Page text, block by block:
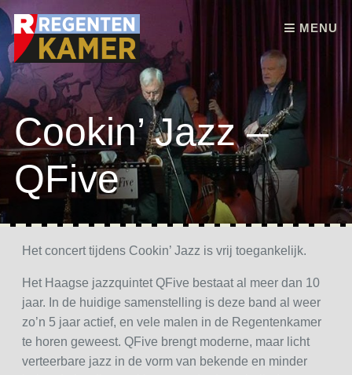
MENU
Skip to content
Cookin’ Jazz –
QFive
Het concert tijdens Cookin’ Jazz is vrij toegankelijk.
Het Haagse jazzquintet QFive bestaat al meer dan 10
jaar. In de huidige samenstelling is deze band al weer
zo’n 5 jaar actief, en vele malen in de Regentenkamer
te horen geweest. QFive brengt moderne, maar licht
verteerbare jazz in de vorm van bekende en minder